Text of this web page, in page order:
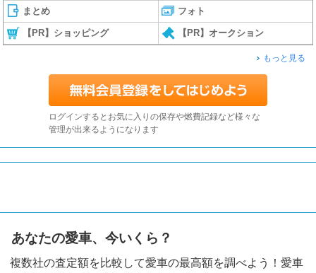
まとめ フォト
【PR】ショッピング 【PR】オークション
もっと見る
ログインするとお気に入りの保存や燃費記録など様々な
管理が出来るようになります
あなたの愛車、今いくら？
複数社の査定額を比較して愛車の最高額を調べよう！愛車